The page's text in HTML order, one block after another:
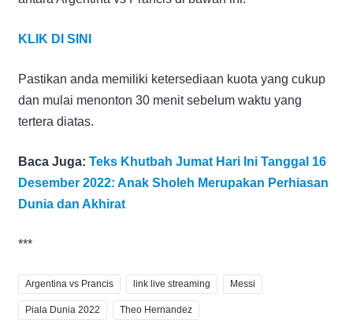
KLIK DI SINI
Pastikan anda memiliki ketersediaan kuota yang cukup
dan mulai menonton 30 menit sebelum waktu yang
tertera diatas.
Baca Juga: Teks Khutbah Jumat Hari Ini Tanggal 16
Desember 2022: Anak Sholeh Merupakan Perhiasan
Dunia dan Akhirat
***
Argentina vs Prancis link live streaming Messi
Piala Dunia 2022 Theo Hernandez